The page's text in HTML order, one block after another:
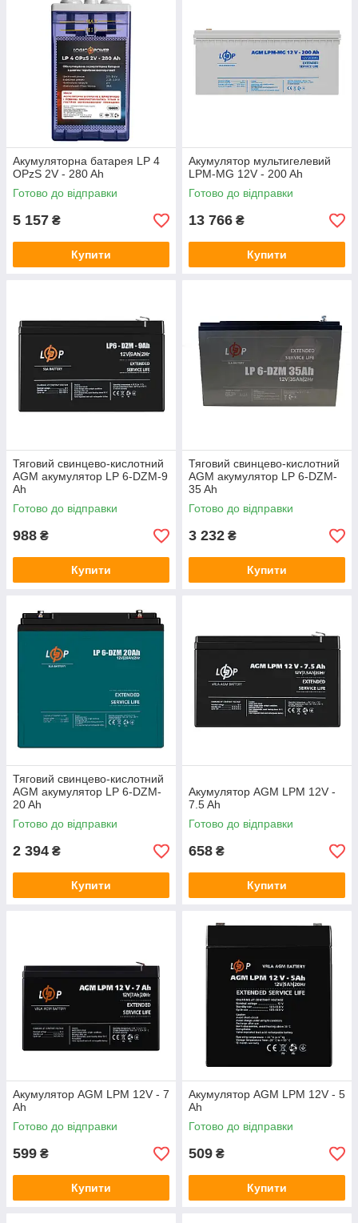
Акумуляторна батарея LP 4
OPzS 2V - 280 Ah
Готово до відправки
5 157 ₴
Купити
Акумулятор мультигелевий
LPM-MG 12V - 200 Ah
Готово до відправки
13 766 ₴
Купити
Тяговий свинцево-кислотний
AGM акумулятор LP 6-DZM-9
Ah
Готово до відправки
988 ₴
Купити
Тяговий свинцево-кислотний
AGM акумулятор LP 6-DZM-
35 Ah
Готово до відправки
3 232 ₴
Купити
Тяговий свинцево-кислотний
AGM акумулятор LP 6-DZM-
20 Ah
Готово до відправки
2 394 ₴
Купити
Акумулятор AGM LPM 12V -
7.5 Ah
Готово до відправки
658 ₴
Купити
Акумулятор AGM LPM 12V - 7
Ah
Готово до відправки
599 ₴
Купити
Акумулятор AGM LPM 12V - 5
Ah
Готово до відправки
509 ₴
Купити